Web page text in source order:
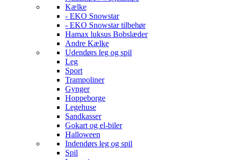
Kælke
- EKO Snowstar
- EKO Snowstar tilbehør
Hamax luksus Bobslæder
Andre Kælke
Udendørs leg og spil
Leg
Sport
Trampoliner
Gynger
Hoppeborge
Legehuse
Sandkasser
Gokart og el-biler
Halloween
Indendørs leg og spil
Spil